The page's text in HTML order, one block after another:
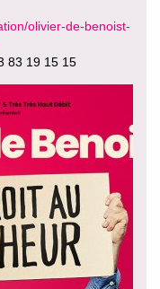
olivier-de-benoist-
83 19 15 15